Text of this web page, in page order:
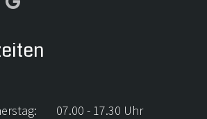
07.00 - 17.30 Uhr